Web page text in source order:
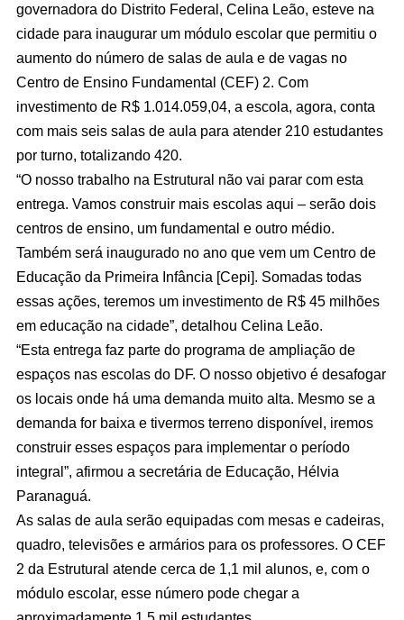
governadora do Distrito Federal, Celina Leão, esteve na
cidade para inaugurar um módulo escolar que permitiu o
aumento do número de salas de aula e de vagas no
Centro de Ensino Fundamental (CEF) 2. Com
investimento de R$ 1.014.059,04, a escola, agora, conta
com mais seis salas de aula para atender 210 estudantes
por turno, totalizando 420.
“O nosso trabalho na Estrutural não vai parar com esta
entrega. Vamos construir mais escolas aqui – serão dois
centros de ensino, um fundamental e outro médio.
Também será inaugurado no ano que vem um Centro de
Educação da Primeira Infância [Cepi]. Somadas todas
essas ações, teremos um investimento de R$ 45 milhões
em educação na cidade”, detalhou Celina Leão.
“Esta entrega faz parte do programa de ampliação de
espaços nas escolas do DF. O nosso objetivo é desafogar
os locais onde há uma demanda muito alta. Mesmo se a
demanda for baixa e tivermos terreno disponível, iremos
construir esses espaços para implementar o período
integral”, afirmou a secretária de Educação, Hélvia
Paranaguá.
As salas de aula serão equipadas com mesas e cadeiras,
quadro, televisões e armários para os professores. O CEF
2 da Estrutural atende cerca de 1,1 mil alunos, e, com o
módulo escolar, esse número pode chegar a